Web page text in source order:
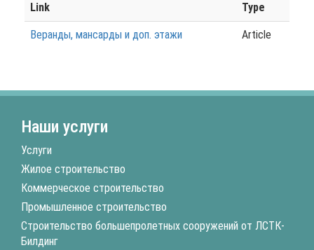
Link Type
Веранды, мансарды и доп. этажи Article
Наши услуги
Услуги
Жилое строительство
Коммерческое строительство
Промышленное строительство
Строительство большепролетных сооружений от ЛСТК-
Билдинг